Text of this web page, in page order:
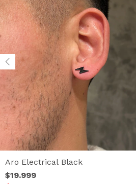
Aro Electrical Black
$19.999